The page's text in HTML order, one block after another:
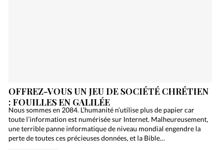
OFFREZ-VOUS UN JEU DE SOCIÉTÉ CHRÉTIEN
: FOUILLES EN GALILÉE
Nous sommes en 2084. L’humanité n’utilise plus de papier car
toute l’information est numérisée sur Internet. Malheureusement,
une terrible panne informatique de niveau mondial engendre la
perte de toutes ces précieuses données, et la Bible…